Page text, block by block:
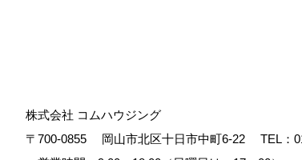
株式会社 コムハウジング
〒700-0855
岡山市北区十日市中町6-22 TEL：